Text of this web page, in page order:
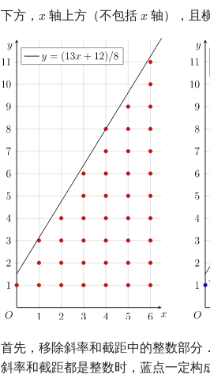
下方， 𝑥
x 轴上方（不包括𝑥
x 轴），且
首先，移除斜率和截距中的整数部分
斜率和截距都是整数时，蓝点一定构